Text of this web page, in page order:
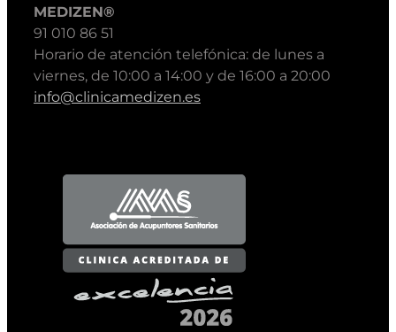
MEDIZEN®
91 010 86 51
Horario de atención telefónica: de lunes a
viernes, de 10:00 a 14:00 y de 16:00 a 20:00
info@clinicamedizen.es